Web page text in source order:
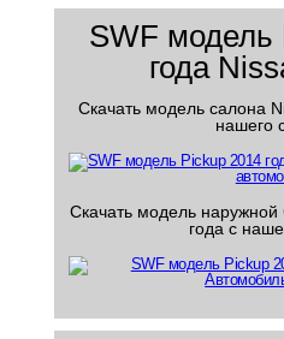
SWF модель
года
Скачать модель салона
нашего
Скачать модель наружной
года с